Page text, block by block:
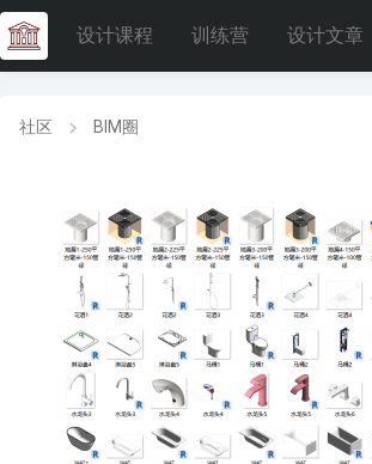
设计课程 训练营 设计文章
社区 BIM圈